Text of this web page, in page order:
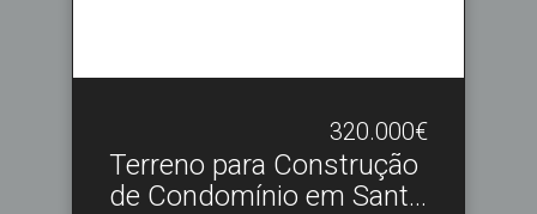
320.000€
Terreno para Construção
de Condomínio em Sant.​..